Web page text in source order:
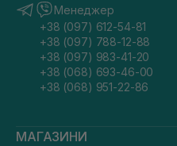
Менеджер
+38 (097) 612-54-81
+38 (097) 788-12-88
+38 (097) 983-41-20
+38 (068) 693-46-00
+38 (068) 951-22-86
МАГАЗИНИ